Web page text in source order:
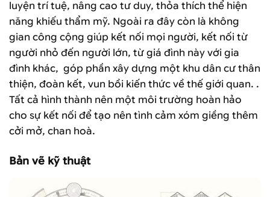
luyện trí tuệ, nâng cao tư duy, thỏa thích thể hiện
năng khiếu thẩm mỹ. Ngoài ra đây còn là không
gian công cộng giúp kết nối mọi người, kết nối từ
người nhỏ đến người lớn, từ giá đình này với gia
đình khác, góp phần xây dựng một khu dân cư thân
thiện, đoàn kết, vun bồi kiến thức về thế giới quan. .
Tất cả hình thành nên một môi trường hoàn hảo
cho sự kết nối để tạo nên tình cảm xóm giềng thêm
cởi mở, chan hoà.
Bản vẽ kỹ thuật